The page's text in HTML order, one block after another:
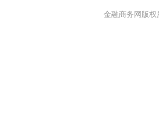
金融商务网版